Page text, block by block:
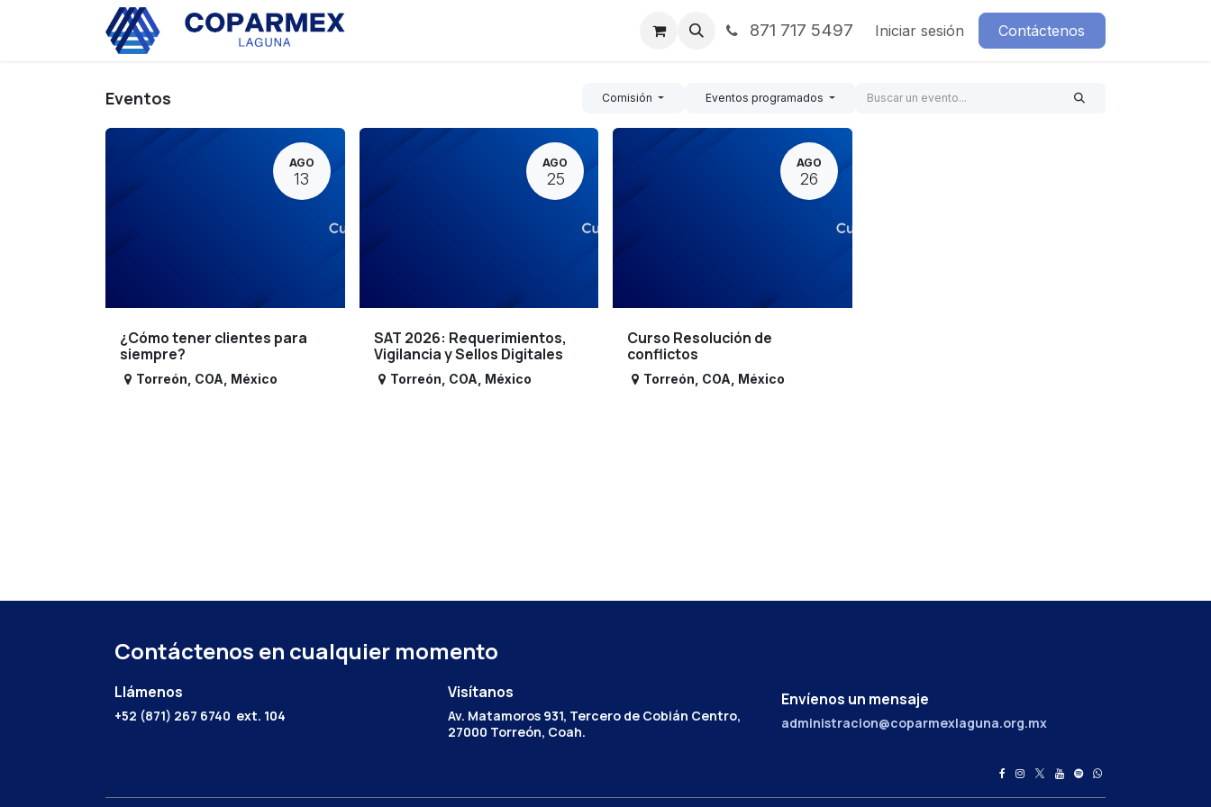
Noticias Contáctenos871 717 5497 Iniciar sesión Contáctenos
Eventos Comisión Eventos programados
AGO
13
¿Cómo tener clientes para
siempre?
Torreón COA México
AGO
25
SAT 2026: Requerimientos,
Vigilancia y Sellos Digitales
Torreón COA México
AGO
26
Curso Resolución de
conflictos
Torreón COA México
Contáctenos en cualquier momento
Llámenos
+52 (871) 267 6740 ext. 104
Envíenos un mensaje
administracion@coparmexlaguna.org.mx
Visítanos
Av. Matamoros 931, Tercero de Cobián Centro,
27000 Torreón, Coah.